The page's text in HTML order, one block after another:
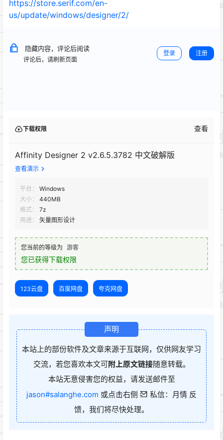
https://store.serif.com/en-
us/update/windows/designer/2/
隐藏内容，评论后阅读
评论后，请刷新页面
登录 注册
下载权限 查看
Affinity Designer 2 v2.6.5.3782 中文破解版
查看演示
平台：
Windows
大小：
440MB
格式：
7z
用途：
矢量图形设计
您当前的等级为 游客
您已获得下载权限
123云盘 百度网盘 夸克网盘
声明
本站上的部份软件及文章来源于互联网，仅供网友学习
交流，若您喜欢本文可附上原文链接随意转载。
本站无意侵害您的权益，请发送邮件至
jason#salanghe.com 或点击右侧
私信：月情 反
馈，我们将尽快处理。